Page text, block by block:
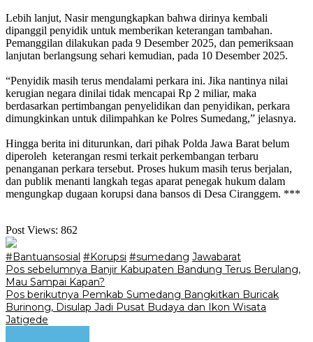
‎Lebih lanjut, Nasir mengungkapkan bahwa dirinya kembali
dipanggil penyidik untuk memberikan keterangan tambahan.
Pemanggilan dilakukan pada 9 Desember 2025, dan pemeriksaan
lanjutan berlangsung sehari kemudian, pada 10 Desember 2025.
‎“Penyidik masih terus mendalami perkara ini. Jika nantinya nilai
kerugian negara dinilai tidak mencapai Rp 2 miliar, maka
berdasarkan pertimbangan penyelidikan dan penyidikan, perkara
dimungkinkan untuk dilimpahkan ke Polres Sumedang,” jelasnya.
‎Hingga berita ini diturunkan, dari pihak Polda Jawa Barat belum
diperoleh keterangan resmi terkait perkembangan terbaru
penanganan perkara tersebut. Proses hukum masih terus berjalan,
dan publik menanti langkah tegas aparat penegak hukum dalam
mengungkap dugaan korupsi dana bansos di Desa Ciranggem. ***
Post Views: 862
#Bantuansosial #Korupsi #sumedang Jawabarat
Navigasi
pos
Pos sebelumnya Banjir Kabupaten Bandung Terus Berulang,
Mau Sampai Kapan?
Pos berikutnya ‎Pemkab Sumedang Bangkitkan Buricak
Burinong, Disulap Jadi Pusat Budaya dan Ikon Wisata
Jatigede